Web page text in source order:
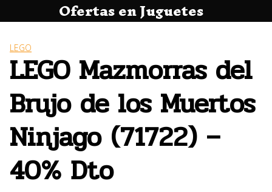
al
Ofertas en Juguetes
LEGO
LEGO Mazmorras del
Brujo de los Muertos
Ninjago (71722) –
40% Dto